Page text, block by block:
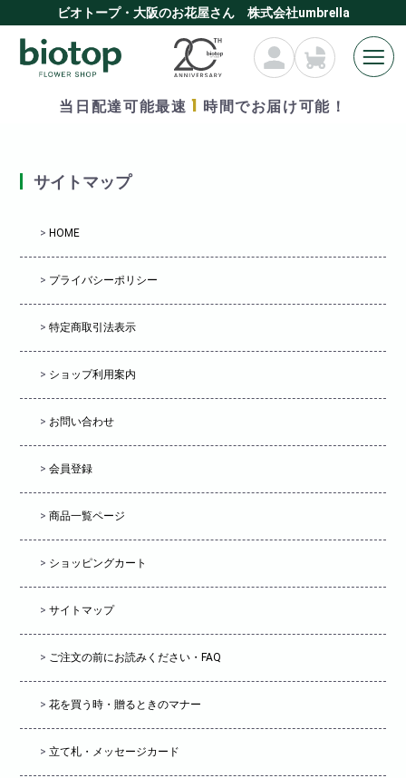
ビオトープ・大阪のお花屋さん 株式会社umbrella
当日配達可能最速 1 時間でお届け可能！
» サイトマップ
サイトマップ
>HOME
> プライバシーポリシー
>特定商取引法表示
> ショップ利用案内
> お問い合わせ
>会員登録
>商品一覧ページ
> ショッピングカート
>サイトマップ
> ご注文の前にお読みください・FAQ
>花を買う時・贈るときのマナー
>立て札・メッセージカード